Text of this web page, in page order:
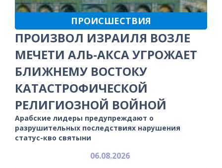
ПРОИСШЕСТВИЯ
ПРОИЗВОЛ ИЗРАИЛЯ ВОЗЛЕ
МЕЧЕТИ АЛЬ-АКСА УГРОЖАЕТ
БЛИЖНЕМУ ВОСТОКУ
КАТАСТРОФИЧЕСКОЙ
РЕЛИГИОЗНОЙ ВОЙНОЙ
Арабские лидеры предупреждают о
разрушительных последствиях нарушения
статус-кво святыни
06.08.2026